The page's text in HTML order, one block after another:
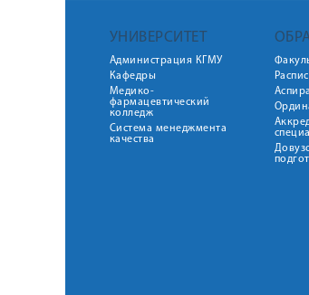
УНИВЕРСИТЕТ
Администрация КГМУ
Кафедры
Медико-
фармацевтический
колледж
Система менеджмента
качества